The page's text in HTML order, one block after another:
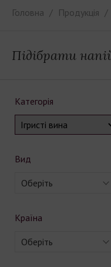
Головна Продукція
Підібрати
Категорія
Вид
Оберіть
Країна
Оберіть